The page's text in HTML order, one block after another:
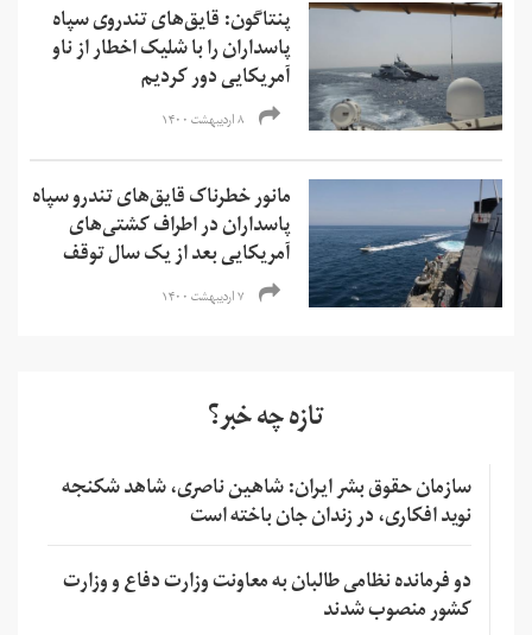
پنتاگون: قایق‌های تندروی سپاه
پاسداران را با شلیک اخطار از ناو
آمریکایی دور کردیم
۸ اردیبهشت ۱۴۰۰
مانور خطرناک قایق‌های تندرو سپاه
پاسداران در اطراف کشتی‌های
آمریکایی بعد از یک سال توقف
۷ اردیبهشت ۱۴۰۰
تازه چه خبر؟
سازمان حقوق بشر ایران: شاهین ناصری، شاهد شکنجه
نوید افکاری، در زندان جان باخته است
دو فرمانده نظامی طالبان به معاونت وزارت دفاع و وزارت
کشور منصوب شدند